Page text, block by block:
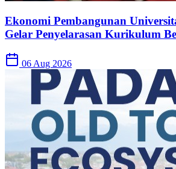
Ekonomi Pembangunan
Gelar Penyelarasan Kurikulum
06 Aug 2026